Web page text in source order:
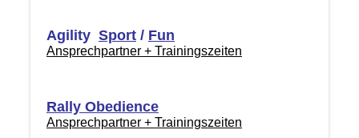
Agility Sport/ Fun
Ansprechpartner + Trainingszeiten
Rally Obedience
Ansprechpartner + Trainingszeiten